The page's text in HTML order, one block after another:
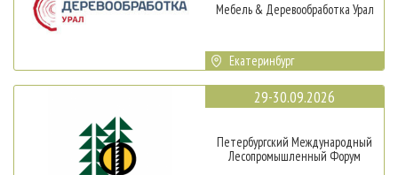
Мебель & Деревообработка Урал
Екатеринбург
29-30.09.2026
Петербургский Международный
Лесопромышленный Форум